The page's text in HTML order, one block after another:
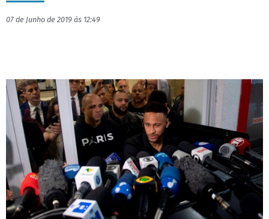
07 de Junho de 2019 às 12:49